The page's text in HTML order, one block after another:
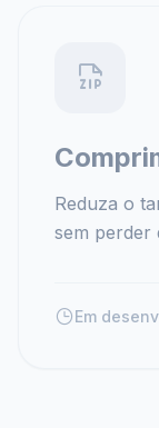
Reduza o
sem perder
Em